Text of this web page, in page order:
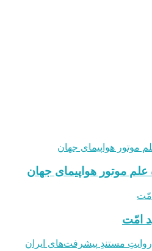
علم موتور هواپیمای جهان
امّت